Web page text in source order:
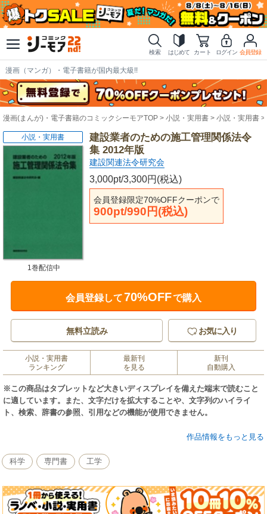
検索 はじめて カート ログイン 会員登録
漫画（マンガ）・電子書籍が国内最大級!!
漫画(まんが)・電子書籍のコミックシーモアTOP 小説・実用書 小説・実用書
建設業者のための施工管理関係法令
集 2012年版
建設関連法令研究会
3,000pt/3,300円(税込)
会員登録限定70%OFFクーポンで
900pt/990円(税込)
小説・実用書
1巻配信中
会員登録して70%OFFで購入
無料立読み お気に入り
小説・実用書
ランキング
最新刊
を見る
新刊
自動購入
※この商品はタブレットなど大きいディスプレイを備えた端末で読むこと
に適しています。また、文字だけを拡大することや、文字列のハイライ
ト、検索、辞書の参照、引用などの機能が使用できません。
建設工事の実務に必要十分な82の法律・政令・省令・告示等を網羅。建設
の処理及び清掃に関する法律、等の改正をカバー。1300点に及ぶイラスト
で、条文のポイントを明示・解説。豊富な注で、関連する法令等の条数を
作品情報をもっと見る
科学 専門書 工学